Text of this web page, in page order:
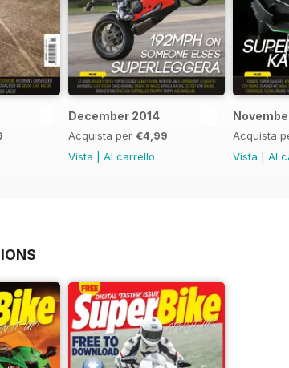
December 2014
Acquista per €4,99
Vista
Al carrello
Acquista
Vista
Al